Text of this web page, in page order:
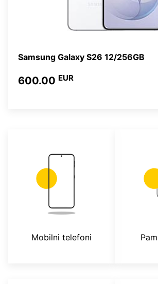
Samsung Galaxy S26 12/256GB
600.00 EUR
Mobilni telefoni